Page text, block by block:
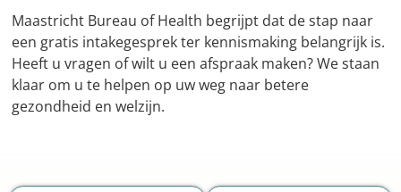
Maastricht Bureau of Health begrijpt dat de stap naar
een gratis intakegesprek ter kennismaking belangrijk is.
Heeft u vragen of wilt u een afspraak maken? We staan
klaar om u te helpen op uw weg naar betere
gezondheid en welzijn.